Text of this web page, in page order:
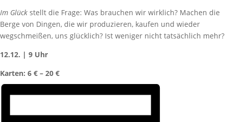
Im Glück stellt die Frage: Was brauchen wir wirklich? Machen die
Berge von Dingen, die wir produzieren, kaufen und wieder
wegschmeißen, uns glücklich? Ist weniger nicht tatsächlich mehr?
12.12. | 9 Uhr
Karten: 6 € – 20 €